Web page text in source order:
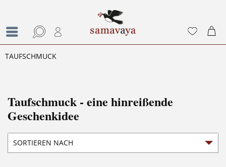
TAUFSCHMUCK
Taufschmuck - eine hinreißende
Geschenkidee